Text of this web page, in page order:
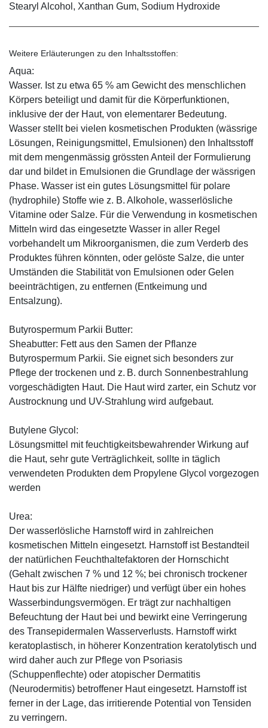
Stearyl Alcohol, Xanthan Gum, Sodium Hydroxide
Weitere Erläuterungen zu den Inhaltsstoffen:
Aqua:
Wasser. Ist zu etwa 65 % am Gewicht des menschlichen
Körpers beteiligt und damit für die Körperfunktionen,
inklusive der der Haut, von elementarer Bedeutung.
Wasser stellt bei vielen kosmetischen Produkten (wässrige
Lösungen, Reinigungsmittel, Emulsionen) den Inhaltsstoff
mit dem mengenmässig grössten Anteil der Formulierung
dar und bildet in Emulsionen die Grundlage der wässrigen
Phase. Wasser ist ein gutes Lösungsmittel für polare
(hydrophile) Stoffe wie z. B. Alkohole, wasserlösliche
Vitamine oder Salze. Für die Verwendung in kosmetischen
Mitteln wird das eingesetzte Wasser in aller Regel
vorbehandelt um Mikroorganismen, die zum Verderb des
Produktes führen könnten, oder gelöste Salze, die unter
Umständen die Stabilität von Emulsionen oder Gelen
beeinträchtigen, zu entfernen (Entkeimung und
Entsalzung).
Butyrospermum Parkii Butter:
Sheabutter: Fett aus den Samen der Pflanze
Butyrospermum Parkii. Sie eignet sich besonders zur
Pflege der trockenen und z. B. durch Sonnenbestrahlung
vorgeschädigten Haut. Die Haut wird zarter, ein Schutz vor
Austrocknung und UV-Strahlung wird aufgebaut.
Butylene Glycol:
Lösungsmittel mit feuchtigkeitsbewahrender Wirkung auf
die Haut, sehr gute Verträglichkeit, sollte in täglich
verwendeten Produkten dem Propylene Glycol vorgezogen
werden
Urea:
Der wasserlösliche Harnstoff wird in zahlreichen
kosmetischen Mitteln eingesetzt. Harnstoff ist Bestandteil
der natürlichen Feuchthaltefaktoren der Hornschicht
(Gehalt zwischen 7 % und 12 %; bei chronisch trockener
Haut bis zur Hälfte niedriger) und verfügt über ein hohes
Wasserbindungsvermögen. Er trägt zur nachhaltigen
Befeuchtung der Haut bei und bewirkt eine Verringerung
des Transepidermalen Wasserverlusts. Harnstoff wirkt
keratoplastisch, in höherer Konzentration keratolytisch und
wird daher auch zur Pflege von Psoriasis
(Schuppenflechte) oder atopischer Dermatitis
(Neurodermitis) betroffener Haut eingesetzt. Harnstoff ist
ferner in der Lage, das irritierende Potential von Tensiden
zu verringern.